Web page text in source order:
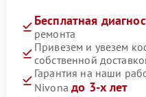
Бесплатная
ремонта
Привезем и увезем
собственной
Гарантия на наши
Nivonaдо 3-х лет